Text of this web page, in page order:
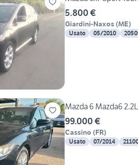
5.800 €
Giardini-Naxos (ME)
Usato 05/2010
Mazda 6 Mazda6
99.000 €
Cassino (FR)
Usato 07/2014